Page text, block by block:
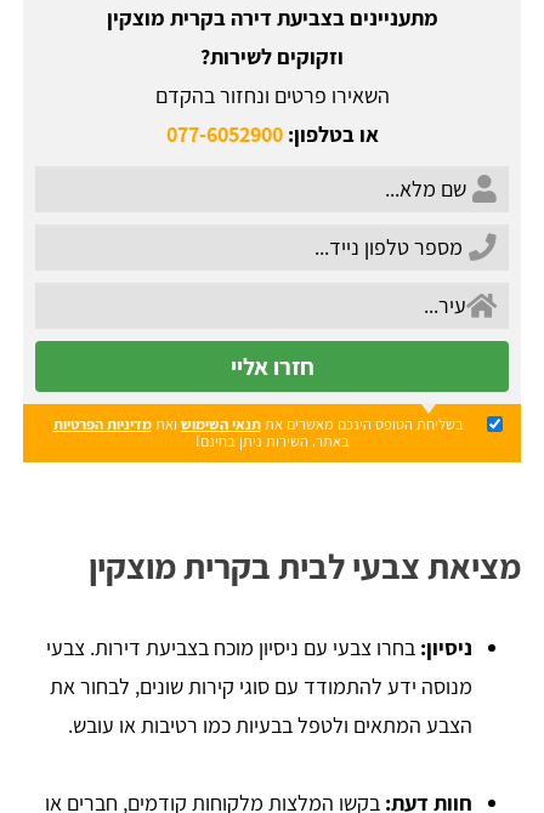
מתעניינים בצביעת דירה בקרית מוצקין
וזקוקים לשירות?
השאירו פרטים ונחזור בהקדם
או בטלפון:077-6052900
חזרו אליי
בשליחת הטופס הינכם מאשרים אתתנאי השימוש ואתמדיניות הפרטיות
באתר. השירות ניתן בחינם!
מציאת צבעי לבית בקרית מוצקין
ניסיון: בחרו צבעי עם ניסיון מוכח בצביעת דירות. צבעי
מנוסה ידע להתמודד עם סוגי קירות שונים, לבחור את
הצבע המתאים ולטפל בבעיות כמו רטיבות או עובש.
חוות דעת: בקשו המלצות מלקוחות קודמים, חברים או